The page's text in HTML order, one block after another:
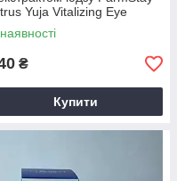
Yuja Vitalizing Eye
45ml
₴
Купити